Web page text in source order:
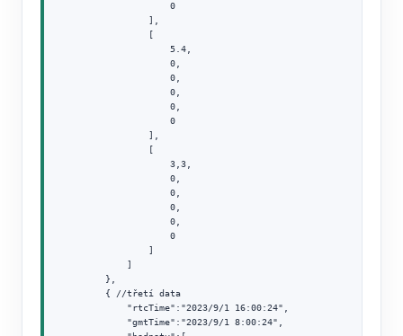
                    0
                ],
                    5.4,
                    0,
                    0,
                    0,
                    0,
                    0
                ],
                    3,3,
                    0,
                    0,
                    0,
                    0,
                    0
        },
        { //třetí data
            "rtcTime":"2023/9/1 16:00:24",
            "gmtTime":"2023/9/1 8:00:24",